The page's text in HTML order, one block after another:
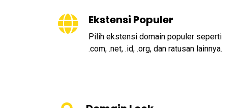
Ekstensi Populer
Pilih ekstensi domain populer seperti
.com, .net, .id, .org, dan ratusan lainnya.